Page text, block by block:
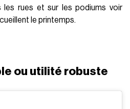
les rues et sur les podiums voir
le printemps.
ou utilité robuste